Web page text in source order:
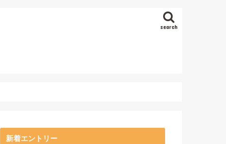
search
新着エントリー